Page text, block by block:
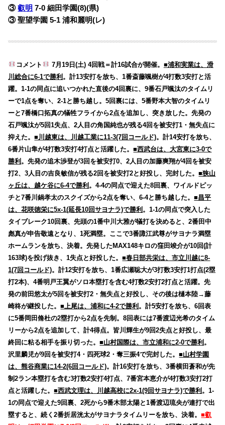
③叡明 7-0細田学園(8)(県)
③ 聖望学園 5-1浦和麗明(レ)
コメント 7月19日(土) 4回戦＝計16試合が開催。 ■浦和実業は、滑
川総合に6-1で勝利 。計13安打を放ち、1番斎藤颯樹が4打数3安打と活
躍。1-1の同点に追いつかれた直後の4回裏に、9番石戸颯汰のタイムリ
ーで1点を奪い、2-1と勝ち越し。5回裏には、5番野本大智のタイムリ
ーと7番橋口拓真の犠牲フライから2点を追加し、突き放した。先発の
石戸颯汰が5回1失点、2人目の角国純也が残る4回を被安打1・無失点に
抑えた。■川越東は、川越工業に11-3(7回コールド)。計14安打を放ち、
6番片山隼が4打数3安打4打点と活躍した。■西武台は、大宮東に3-0で
勝利 。先発の追木渉登が3回を被安打0、2人目の加藤爽翔が4回を被安
打2、3人目の吉良敏信が残る2回を被安打2と好投し、完封した。■狭山
ヶ丘は、越ケ谷に6-4で勝利 。4-4の同点で迎えた8回裏、ワイルドピッ
チと7番川鍋孝太のスクイズから2点を奪い、6-4と勝ち越した。■昌平
は、花咲徳栄に5x-1(延長10回サヨナラ)で勝利 。1-1の同点で突入した
タイブレーク10回裏、先頭の1番中川大雅が犠打を決めると、2番田中
彪真が申告敬遠となり、1死満塁。ここで3番諏江武尊がサヨナラ満塁
ホームランを放ち、決着。先発したMAX148キロの窪田竣介が10回(計
163球)を投げ抜き、1失点と好投した。■春日部共栄は、市立川越に8-
1(7回コールド)。計12安打を放ち、1番広瀬聡大が3打数3安打1打点(2塁
打2本)、4番明戸王翼がソロ本塁打を含む4打数2安打2打点と活躍。先
発の前田悠太が5回を被安打2・無失点と好投し、その後は樋本陸→藤
崎柊が継投した。■上尾は、浦和に4-2で勝利 。計5安打を放ち、6回表
に5番岡田脩杜の2塁打から2点を先制。8回表には7番渡辺光希のタイム
リーから2点を追加して、計4得点。皆川輝生が9回2失点と好投し、最
終回に粘る相手を振り切った。■山村国際は、市立浦和に2-0で勝利 。
沢里麟児が9回を被安打4・四死球2・奪三振4で完封した。■山村学園
は、熊谷商業に14-2(6回コールド)。計16安打を放ち、3番横田蒼和が先
制2ラン本塁打を含む3打数2安打4打点、7番宮本恵介が4打数3安打2打
点と活躍した。■西武文理は、川越高校に2x-1(9回サヨナラ)で勝利 。1-
1の同点で迎えた9回裏、2死から9番木部太陽と1番渡辺琉央が連打で出
塁すると、続く2番折居洸太がサヨナラタイムリーを放ち、決着。■叡